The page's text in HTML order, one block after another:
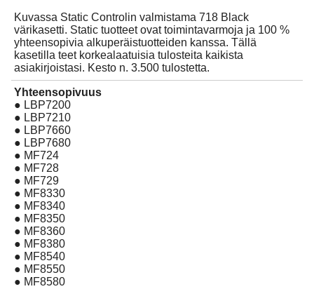
Kuvassa Static Controlin valmistama 718 Black
värikasetti. Static tuotteet ovat toimintavarmoja ja 100 %
yhteensopivia alkuperäistuotteiden kanssa. Tällä
kasetilla teet korkealaatuisia tulosteita kaikista
asiakirjoistasi. Kesto n. 3.500 tulostetta.
Yhteensopivuus
● LBP7200
● LBP7210
● LBP7660
● LBP7680
● MF724
● MF728
● MF729
● MF8330
● MF8340
● MF8350
● MF8360
● MF8380
● MF8540
● MF8550
● MF8580